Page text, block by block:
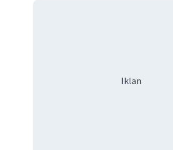
Iklan